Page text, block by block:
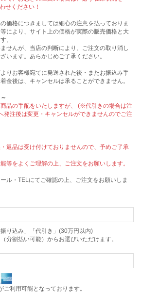
せください！
価格につきましては細心の注意を払っておりま
により、サイト上の価格が実際の販売価格と大
。
せんが、当店の判断により、ご注文の取り消し
います。あらかじめご了承ください。
りお客様宛てに発送された後・またお振込み手
金後は、キャンセルは承ることができません。
品の手配をいたしますが、 (※代引きの場合は注
発注後は変更・キャンセルができませんのでご注
返品は受け付けておりませんので、予めご了承
等をよくご理解の上、ご注文をお願いします。
ル・TELにてご確認の上、ご注文をお願いしま
り込み」「代引き」(30万円以内)
分割払い可能）からお選びいただけます。
利用可能となっております。